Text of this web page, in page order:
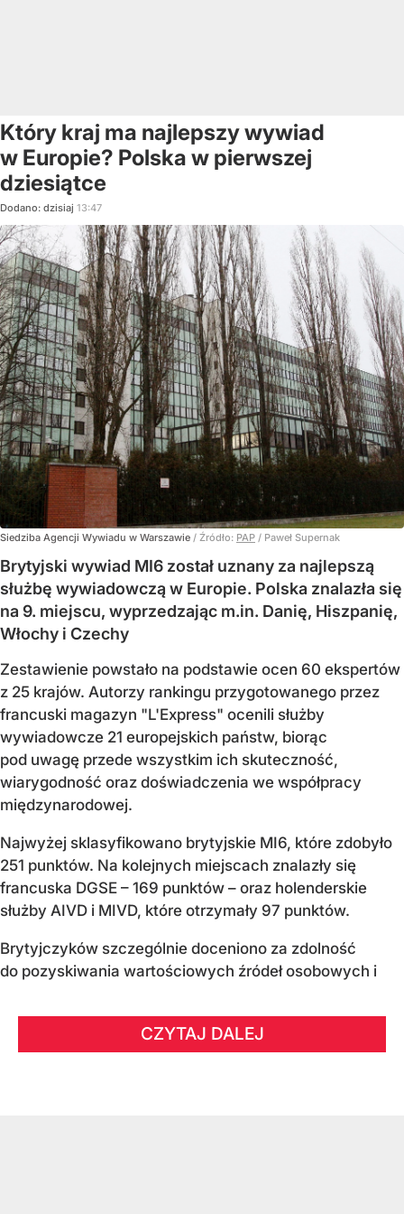
Który kraj ma najlepszy wywiad
w Europie? Polska w pierwszej
dziesiątce
Dodano: dzisiaj 13:47
Siedziba Agencji Wywiadu w Warszawie / Źródło: PAP / Paweł Supernak
Brytyjski wywiad MI6 został uznany za najlepszą
służbę wywiadowczą w Europie. Polska znalazła się
na 9. miejscu, wyprzedzając m.in. Danię, Hiszpanię,
Włochy i Czechy
Zestawienie powstało na podstawie ocen 60 ekspertów
z 25 krajów. Autorzy rankingu przygotowanego przez
francuski magazyn "L'Express" ocenili służby
wywiadowcze 21 europejskich państw, biorąc
pod uwagę przede wszystkim ich skuteczność,
wiarygodność oraz doświadczenia we współpracy
międzynarodowej.
Najwyżej sklasyfikowano brytyjskie MI6, które zdobyło
251 punktów. Na kolejnych miejscach znalazły się
francuska DGSE – 169 punktów – oraz holenderskie
służby AIVD i MIVD, które otrzymały 97 punktów.
Brytyjczyków szczególnie doceniono za zdolność
do pozyskiwania wartościowych źródeł osobowych i
CZYTAJ DALEJ